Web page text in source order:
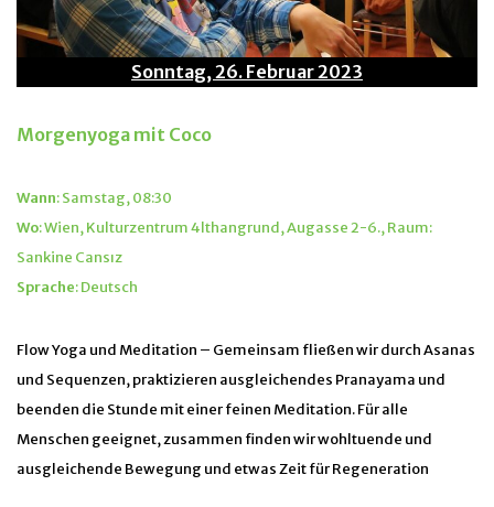
Sonntag, 26. Februar 2023
Morgenyoga mit Coco
Wann: Samstag, 08:30
Wo: Wien, Kulturzentrum 4lthangrund, Augasse 2-6., Raum:
Sankine Cansız
Sprache: Deutsch
Flow Yoga und Meditation – Gemeinsam fließen wir durch Asanas
und Sequenzen, praktizieren ausgleichendes Pranayama und
beenden die Stunde mit einer feinen Meditation. Für alle
Menschen geeignet, zusammen finden wir wohltuende und
ausgleichende Bewegung und etwas Zeit für Regeneration